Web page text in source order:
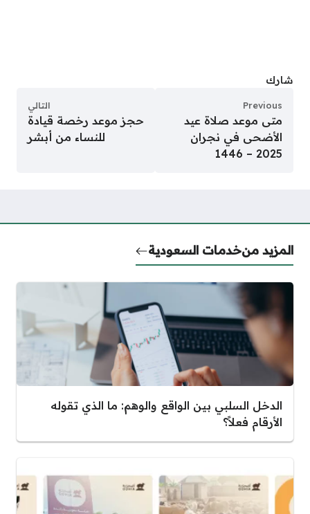
شارك
Previous
متى موعد صلاة عيد
الأضحى في نجران
2025 – 1446
التالي
حجز موعد رخصة قيادة
للنساء من أبشر
المزيد منخدمات السعودية
الدخل السلبي بين الواقع والوهم: ما الذي تقوله
الأرقام فعلاً؟